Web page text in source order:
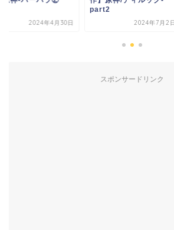
2024年7月2日
士なのか(巡狩)-完成...
2024年12月10日
スポンサードリンク